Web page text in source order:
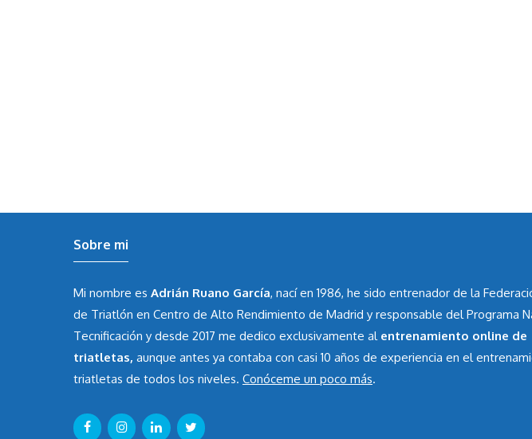
Sobre mi
Mi nombre es Adrián Ruano García, nací en 1986, he sido entrenador de la
de Triatlón en Centro de Alto Rendimiento de Madrid y responsable del Programa
Tecnificación y desde 2017 me dedico exclusivamente al entrenamiento online de
triatletas, aunque antes ya contaba con casi 10 años de experiencia en el
triatletas de todos los niveles. Conóceme un poco más.